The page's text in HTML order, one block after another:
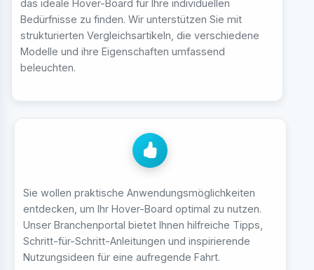
das ideale Hover-Board für Ihre individuellen
Bedürfnisse zu finden. Wir unterstützen Sie mit
strukturierten Vergleichsartikeln, die verschiedene
Modelle und ihre Eigenschaften umfassend
beleuchten.
Sie wollen praktische Anwendungsmöglichkeiten
entdecken, um Ihr Hover-Board optimal zu nutzen.
Unser Branchenportal bietet Ihnen hilfreiche Tipps,
Schritt-für-Schritt-Anleitungen und inspirierende
Nutzungsideen für eine aufregende Fahrt.